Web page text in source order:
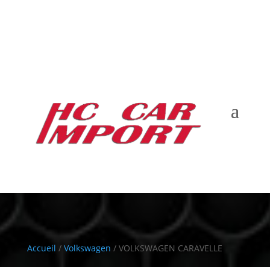
Accueil / Volkswagen / VOLKSWAGEN CARAVELLE